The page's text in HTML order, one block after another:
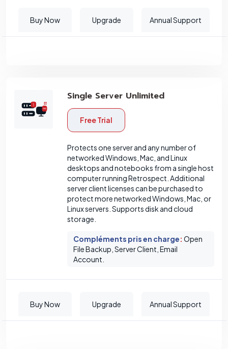
Buy Now Upgrade Annual Support
Single Server Unlimited
Free Trial
Protects one server and any number of
networked Windows, Mac, and Linux
desktops and notebooks from a single host
computer running Retrospect. Additional
server client licenses can be purchased to
protect more networked Windows, Mac, or
Linux servers. Supports disk and cloud
storage.
Compléments pris en charge: Open
File Backup, Server Client, Email
Account.
Buy Now Upgrade Annual Support